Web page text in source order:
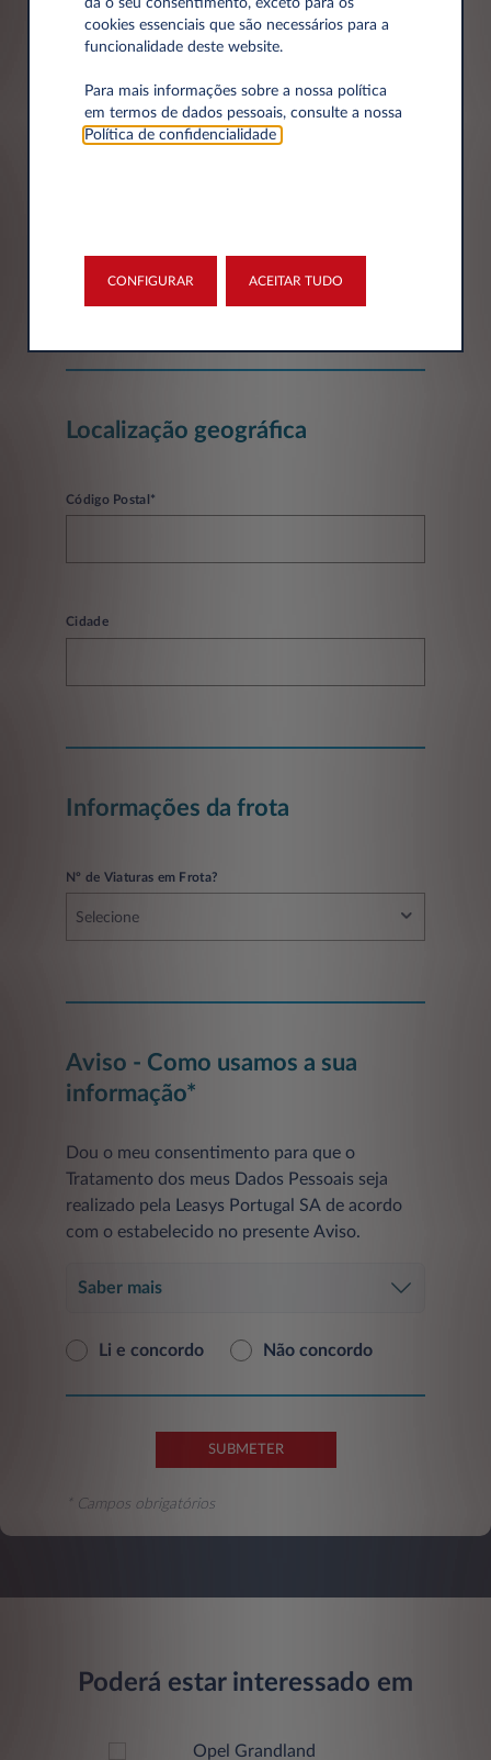
Dados da empresa
Localização geográfica
Código Postal*
Cidade
Informações da frota
Nº de Viaturas em Frota?
Selecione
Aviso - Como usamos a sua
informação*
Dou o meu consentimento para que o
Tratamento dos meus Dados Pessoais seja
realizado pela Leasys Portugal SA de acordo
com o estabelecido no presente Aviso.
Saber mais
Li e concordo Não concordo
SUBMETER
* Campos obrigatórios
Poderá estar interessado em
cookies essenciais que são necessários para a
funcionalidade deste website.
Para mais informações sobre a nossa política
em termos de dados pessoais, consulte a nossa
Política de confidencialidade.
CONFIGURAR ACEITAR TUDO